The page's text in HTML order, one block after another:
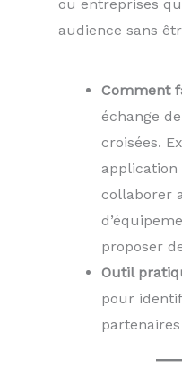
ou entreprises
audience sans
Comment
échange
croisées.
collaborer
proposer
Outil
pour